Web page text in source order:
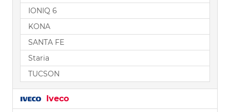
IONIQ 6
KONA
SANTA FE
Staria
TUCSON
Iveco